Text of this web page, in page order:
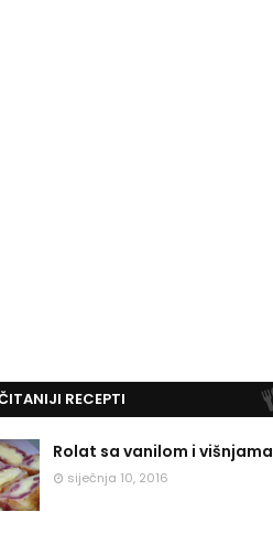
RECEPTI
Rolat sa vanilom i višnjama
siječnja 10, 2016